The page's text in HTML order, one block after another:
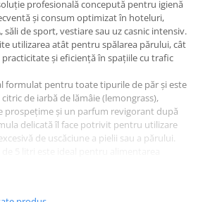
profesională concepută pentru igienă
și consum optimizat în hoteluri,
săli de sport, vestiare sau uz casnic intensiv.
utilizarea atât pentru spălarea părului, cât
și eficiență în spațiile cu trafic
formulat pentru toate tipurile de păr și este
de iarbă de lămâie (lemongrass),
prospețime și un parfum revigorant după
delicată îl face potrivit pentru utilizare
de uscăciune a pielii sau a părului.
și pentru reducerea costurilor per
sau comerciale. Produsul este gata de